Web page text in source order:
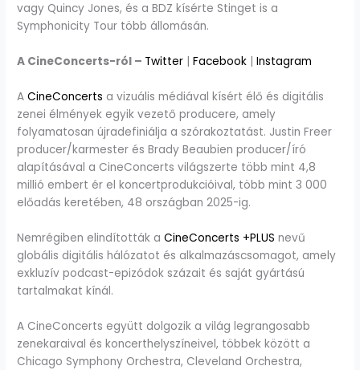
vagy Quincy Jones, és a BDZ kísérte Stinget is a
Symphonicity Tour több állomásán.
A CineConcerts-ról – Twitter |Facebook |Instagram
ACineConcerts a vizuális médiával kísért élő és digitális
zenei élmények egyik vezető producere, amely
folyamatosan újradefiniálja a szórakoztatást. Justin Freer
producer/karmester és Brady Beaubien producer/író
alapításával a CineConcerts világszerte több mint 4,8
millió embert ér el koncertprodukcióival, több mint 3 000
előadás keretében, 48 országban 2025-ig.
Nemrégiben elindították aCineConcerts +PLUS nevű
globális digitális hálózatot és alkalmazáscsomagot, amely
exkluzív podcast-epizódok százait és saját gyártású
tartalmakat kínál.
A CineConcerts együtt dolgozik a világ legrangosabb
zenekaraival és koncerthelyszíneivel, többek között a
Chicago Symphony Orchestra, Cleveland Orchestra,